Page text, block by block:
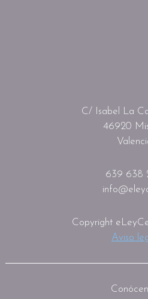
C/ Isabel La
46920
639 638
Copyright
Aviso